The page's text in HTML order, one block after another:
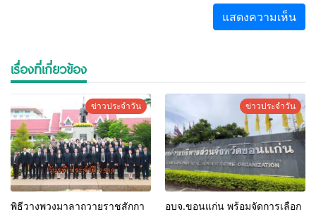
เรื่องที่เกี่ยวข้อง
ข่าวประจำวัน
พิธีวางพวงมาลาถวายราชสักกา
ข่าวประจำวัน
อบจ.ขอนแก่น พร้อมจัดการเลือก